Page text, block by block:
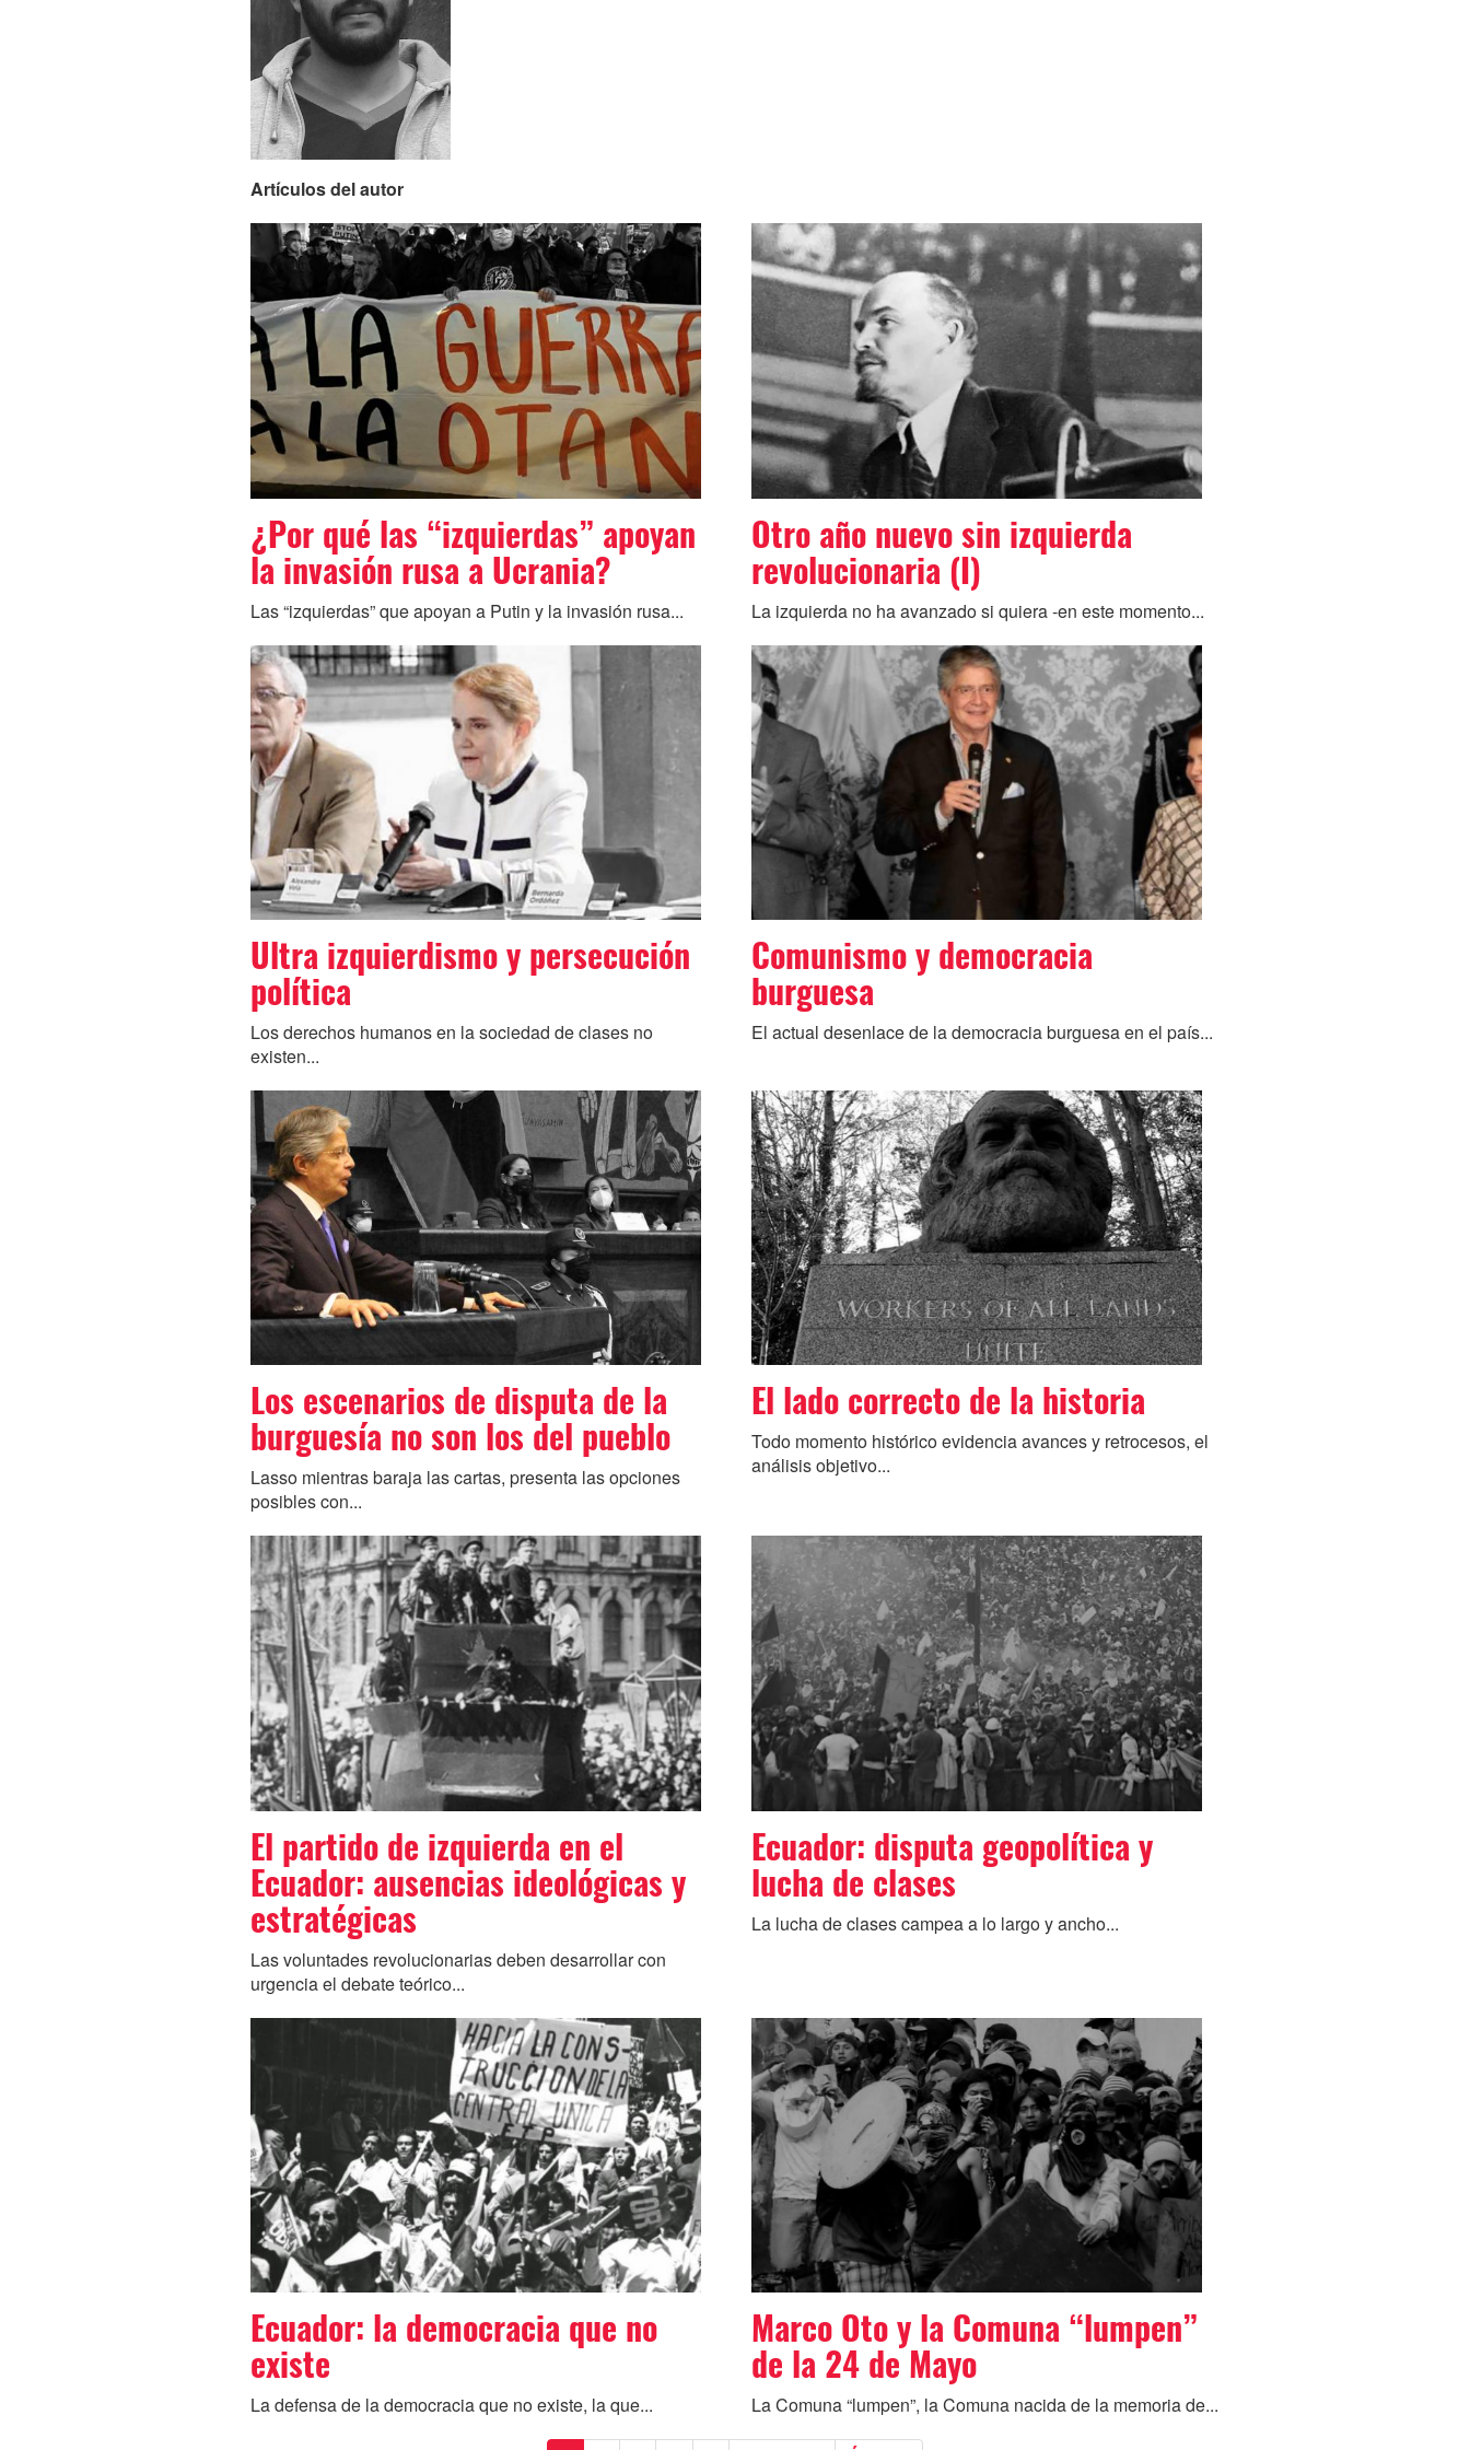
Artículos del autor
¿Por qué las “izquierdas” apoyan
la invasión rusa a Ucrania?
Las “izquierdas” que apoyan a Putin y la invasión rusa...
Otro año nuevo sin izquierda
revolucionaria (I)
La izquierda no ha avanzado si quiera -en este momento...
Ultra izquierdismo y persecución
política
Los derechos humanos en la sociedad de clases no
existen...
Comunismo y democracia
burguesa
El actual desenlace de la democracia burguesa en el país...
Los escenarios de disputa de la
burguesía no son los del pueblo
Lasso mientras baraja las cartas, presenta las opciones
posibles con...
El lado correcto de la historia
Todo momento histórico evidencia avances y retrocesos, el
análisis objetivo...
El partido de izquierda en el
Ecuador: ausencias ideológicas y
estratégicas
Las voluntades revolucionarias deben desarrollar con
urgencia el debate teórico...
Ecuador: disputa geopolítica y
lucha de clases
La lucha de clases campea a lo largo y ancho...
Ecuador: la democracia que no
existe
La defensa de la democracia que no existe, la que...
Marco Oto y la Comuna “lumpen”
de la 24 de Mayo
La Comuna “lumpen”, la Comuna nacida de la memoria de...